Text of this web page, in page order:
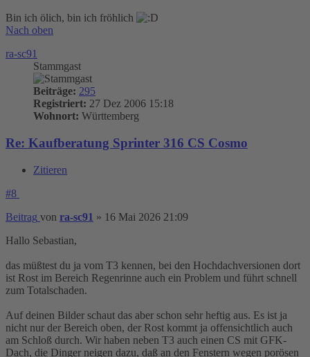
Bin ich ölich, bin ich fröhlich
Nach oben
ra-sc91
Stammgast
Beiträge: 295
Registriert: 27 Dez 2006 15:18
Wohnort: Württemberg
Re: Kaufberatung Sprinter 316 CS Cosmo
Zitieren
#8
Beitrag von ra-sc91 » 16 Mai 2026 21:09
Hallo Sebastian,
das müßtest du ja vom T3 kennen, bei den Hochdachversionen dort
ist Rost im Bereich Regenrinne auch ein Problem und führt schnell
zum Totalschaden.
Auf deinen Bilder schaut das aber schon sehr heftig aus. Es ist ja
nicht nur der Bereich oben, der Rost kommt ja offensichtlich auch
am Schloß durch. Wir haben neben T3 auch einen CS mit GFK-
Dach, die Dinger neigen dazu, daß an den Fenstern wegen porösen